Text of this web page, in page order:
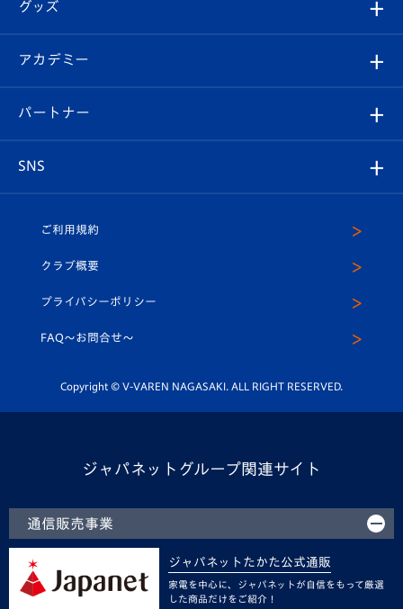
チケット
イベント
メディア
ホームタウン
スタッフプロフィール
マスコット紹介
平和祈念活動
ホームタウン活動
Revive Team
ヴィヴィくんの長崎おもてなしガイド
フォトギャラリー
スタジアムグルメ
V-LOVERS（ファンクラブ）
プレイヤーズスイート
グッズ
オンラインショップ
店舗情報
アカデミー
育成からのお知らせ
U-18
スクール
パートナー
SNS
ヴィヴィくんインスタグラム
公式LINE＠
ご利用規約
クラブ概要
プライバシーポリシー
FAQ〜お問合せ〜
Copyright © V-VAREN NAGASAKI. ALL RIGHT RESERVED.
ジャパネットグループ関連サイト
通信販売事業
ジャパネットたかた公式通販
家電を中心に、ジャパネットが自信をもって厳選
した商品だけをご紹介！